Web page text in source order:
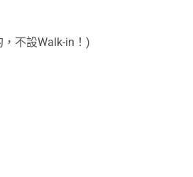
不設Walk-in！)